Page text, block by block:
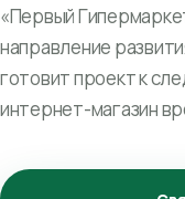
«Первый
направление
готовит проект к
интернет-магазин